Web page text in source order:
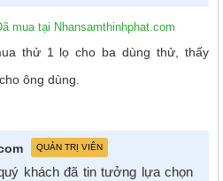
mua tại Nhansamthinhphat.com
thử 1 lọ cho ba dùng thử, thấy
ông dùng.
QUẢN TRỊ VIÊN
khách đã tin tưởng lựa chọn